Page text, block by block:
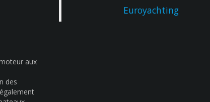
aux
des
Euroyachting